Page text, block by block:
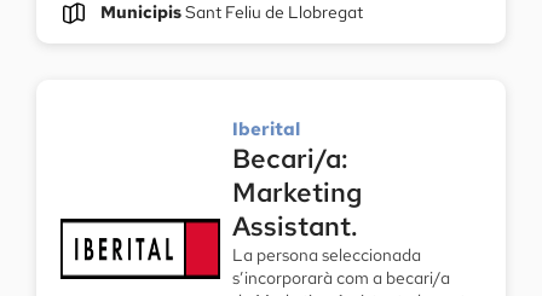
MunicipisSant Feliu de Llobregat
Iberital
Becari/a:
Marketing
Assistant.
La persona seleccionada
s’incorporarà com a becari/a